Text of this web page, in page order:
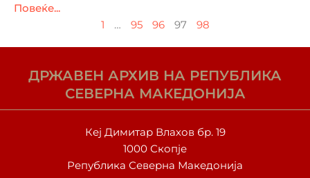
Повеќе...
1 … 95 96 97 98
ДРЖАВЕН АРХИВ НА РЕПУБЛИКА
СЕВЕРНА МАКЕДОНИЈА
Кеј Димитар Влахов бр. 19
1000 Скопје
Република Северна Македонија